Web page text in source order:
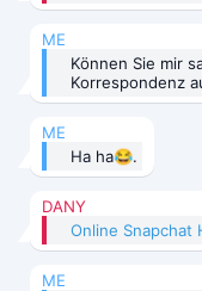
ME
Können Sie mir
Korrespondenz
ME
Ha ha😂.
DANY
Online Snapchat
ME